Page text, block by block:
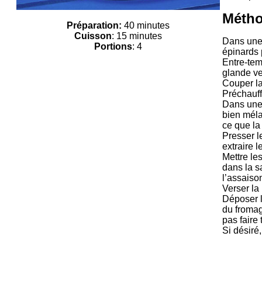
Préparation: 40 minutes
Cuisson: 15 minutes
Portions: 4
Dans
épinards
Entre-
glande
Couper
Dans
bien
ce que
Presser
extraire
Mettre
dans la
Verser la
Déposer
du
pas faire
Si